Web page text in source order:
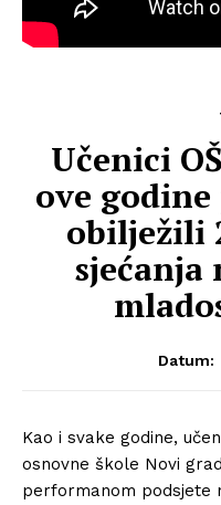
Učenici
ove
obilježili
sjećanja
Datum:
Kao i svake godine,
osnovne škole Novi
performanom podsjete